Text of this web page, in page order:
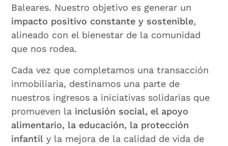
Baleares. Nuestro objetivo es generar un
impacto positivo constante y sostenible,
alineado con el bienestar de la comunidad
que nos rodea.
Cada vez que completamos una transacción
inmobiliaria, destinamos una parte de
nuestros ingresos a iniciativas solidarias que
promueven la inclusión social, el apoyo
alimentario, la educación, la protección
infantil y la mejora de la calidad de vida de